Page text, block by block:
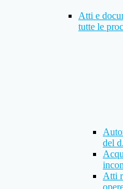
Atti e
tutte le
del
Atti